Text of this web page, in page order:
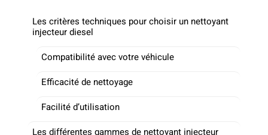
Les critères techniques pour choisir un nettoyant
injecteur diesel
Compatibilité avec votre véhicule
Efficacité de nettoyage
Facilité d’utilisation
Les différentes gammes de nettoyant injecteur